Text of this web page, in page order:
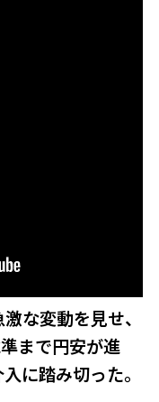
な変動を見せ、
まで円安が進
に踏み切った。